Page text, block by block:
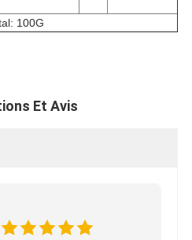
100G
Et Avis